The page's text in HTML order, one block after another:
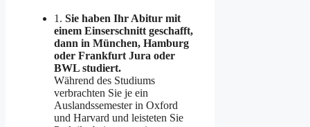
1. Sie haben Ihr Abitur mit
einem Einserschnitt geschafft,
dann in München, Hamburg
oder Frankfurt Jura oder
BWL studiert.
Während des Studiums
verbrachten Sie je ein
Auslandssemester in Oxford
und Harvard und leisteten Sie